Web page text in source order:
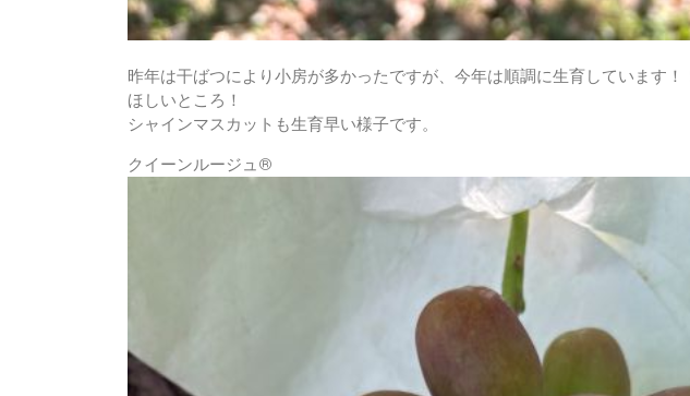
昨年は干ばつにより小房が多かったですが、今年は順調に生育しています
ほしいところ！
シャインマスカットも生育早い様子です。
クイーンルージュ®